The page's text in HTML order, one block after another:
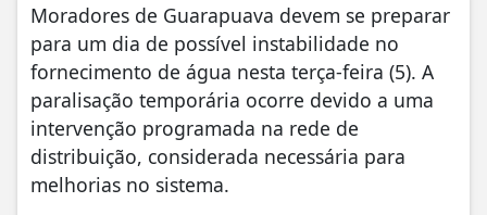
Moradores de Guarapuava devem se preparar
para um dia de possível instabilidade no
fornecimento de água nesta terça-feira (5). A
paralisação temporária ocorre devido a uma
intervenção programada na rede de
distribuição, considerada necessária para
melhorias no sistema.